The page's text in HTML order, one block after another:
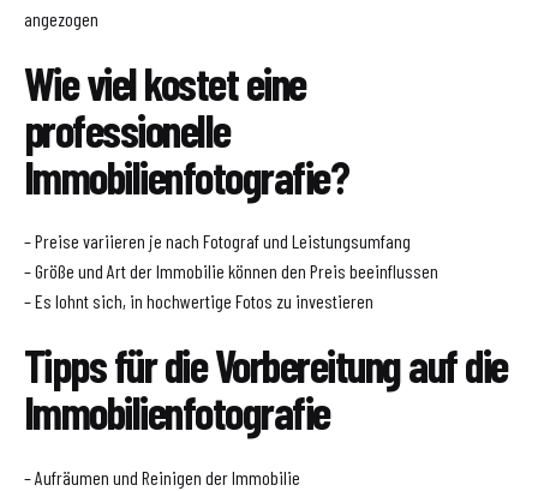
angezogen
Wie viel kostet eine
professionelle
Immobilienfotografie?
– Preise variieren je nach Fotograf und Leistungsumfang
– Größe und Art der Immobilie können den Preis beeinflussen
– Es lohnt sich, in hochwertige Fotos zu investieren
Tipps für die Vorbereitung auf die
Immobilienfotografie
– Aufräumen und Reinigen der Immobilie